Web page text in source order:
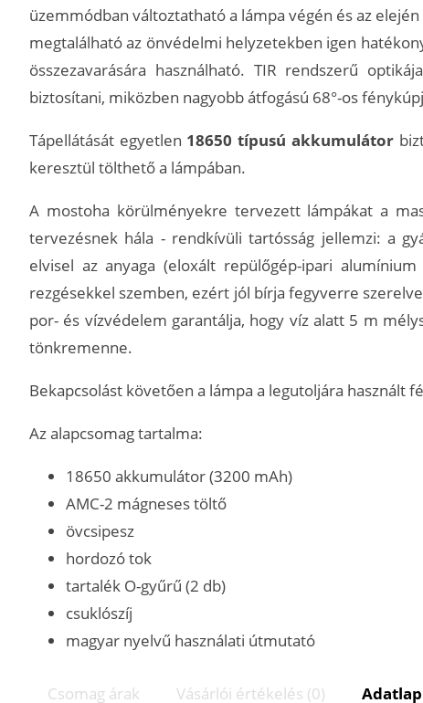
üzemmódban változtatható a lámpa végén és az
megtalálható az önvédelmi helyzetekben igen
összezavarására használható. TIR rendszerű
biztosítani, miközben nagyobb átfogású 68°-os
Tápellátását egyetlen 18650 típusú akkumulátor
keresztül tölthető a lámpában.
A mostoha körülményekre tervezett lámpákat a
tervezésnek hála - rendkívüli tartósság jellemzi: a
elvisel az anyaga (eloxált repülőgép-ipari
rezgésekkel szemben, ezért jól bírja fegyverre
por- és vízvédelem garantálja, hogy víz alatt 5 m
tönkremenne.
Bekapcsolást követően a lámpa a legutoljára használt
Az alapcsomag tartalma:
18650 akkumulátor (3200 mAh)
AMC-2 mágneses töltő
övcsipesz
hordozó tok
tartalék O-gyűrű (2 db)
csuklószíj
magyar nyelvű használati útmutató
Csomag árak Vásárlói értékelés (0) Adatlap